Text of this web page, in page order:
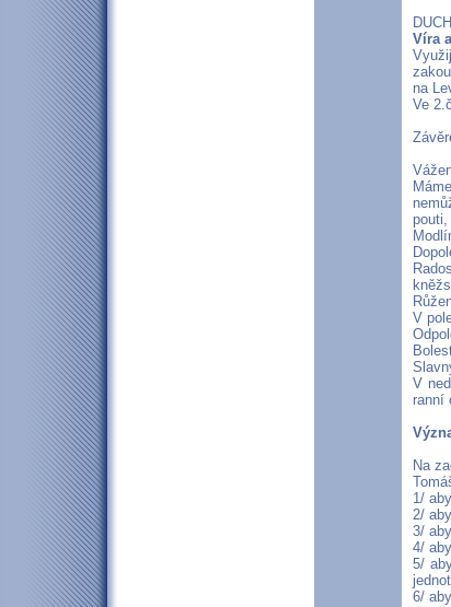
Víra
na
Ve
V
V
ranní
Na
1/
2/
3/
4/
5/
6/